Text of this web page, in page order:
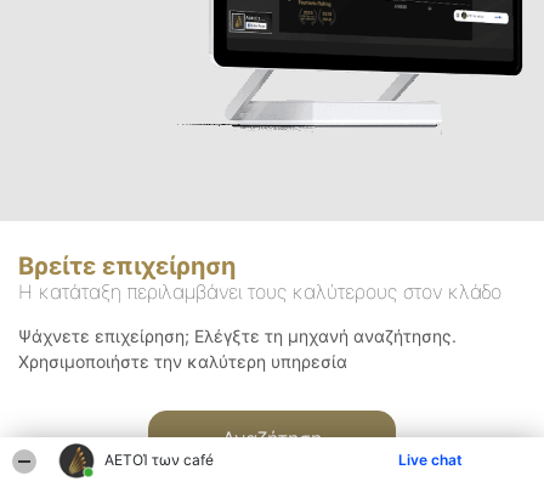
ΑΕΤΟΊ των café Live chat
Βρείτε επιχείρηση
Η κατάταξη περιλαμβάνει τους καλύτερους στον κλάδο
Ψάχνετε επιχείρηση; Ελέγξτε τη μηχανή αναζήτησης.
Χρησιμοποιήστε την καλύτερη υπηρεσία
Αναζήτηση